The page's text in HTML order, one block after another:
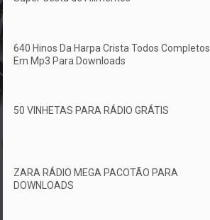
640 Hinos Da Harpa Crista Todos Completos
Em Mp3 Para Downloads
50 VINHETAS PARA RÁDIO GRÁTIS
ZARA RÁDIO MEGA PACOTÃO PARA
DOWNLOADS